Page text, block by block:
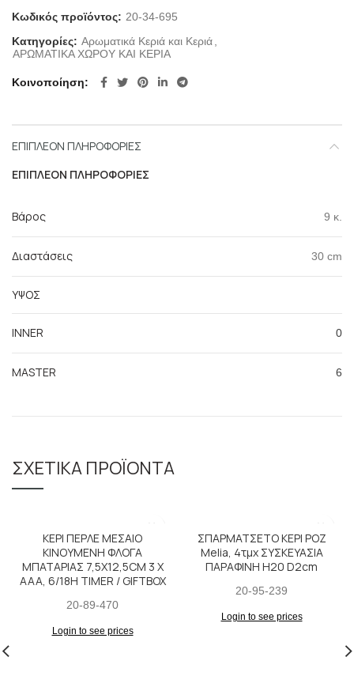
Κωδικός προϊόντος: 20-34-695
Κατηγορίες: Αρωματικά Κεριά και Κεριά
ΑΡΩΜΑΤΙΚΑ ΧΩΡΟΥ ΚΑΙ ΚΕΡΙΑ
Κοινοποίηση
ΕΠΙΠΛΈΟΝ ΠΛΗΡΟΦΟΡΊΕΣ
ΕΠΙΠΛΈΟΝ ΠΛΗΡΟΦΟΡΊΕΣ
Βάρος 9 κ.
Διαστάσεις 30 cm
ΥΨΟΣ
INNER 0
MASTER 6
ΣΧΕΤΙΚΆ ΠΡΟΪΌΝΤΑ
ΚΕΡΙ ΠΕΡΛΕ ΜΕΣΑΙΟ
ΚΙΝΟΥΜΕΝΗ ΦΛΟΓΑ
ΜΠΑΤΑΡΙΑΣ 7,5X12,5CM 3 X
AAA, 6/18H TIMER / GIFTBOX
20-89-470
Login to see prices
ΣΠΑΡΜΑΤΣΕΤΟ ΚΕΡΙ ΡΟΖ
Melia, 4τμχ ΣΥΣΚΕΥΑΣΙΑ
ΠΑΡΑΦΙΝΗ H20 D2cm
20-95-239
Login to see prices